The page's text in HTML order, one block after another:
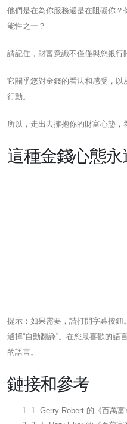
他們是在為你服務還是在阻礙你
能性之一？
請記住，財富意識不僅僅與您銀行
它關乎您對金錢的看法和感受，
行動。
所以，走出去擁抱你的財富心態，
這種金錢心態
提示：如果需要，請打開字幕按
選擇“自動翻譯”。在您最喜歡的語
的語言。
鏈接和參考
1. Gerry Robert 的《百萬富